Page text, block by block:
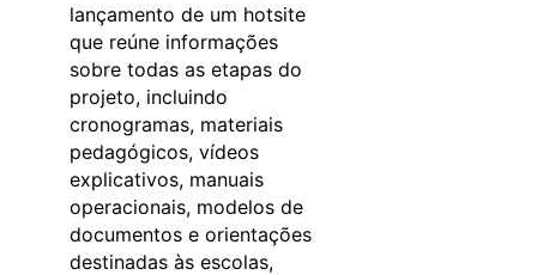
lançamento de um hotsite
que reúne informações
sobre todas as etapas do
projeto, incluindo
cronogramas, materiais
pedagógicos, vídeos
explicativos, manuais
operacionais, modelos de
documentos e orientações
destinadas às escolas,